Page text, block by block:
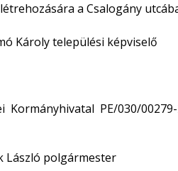
a Csalogány
települési képviselő
Kormányhivatal PE/030/
polgármester